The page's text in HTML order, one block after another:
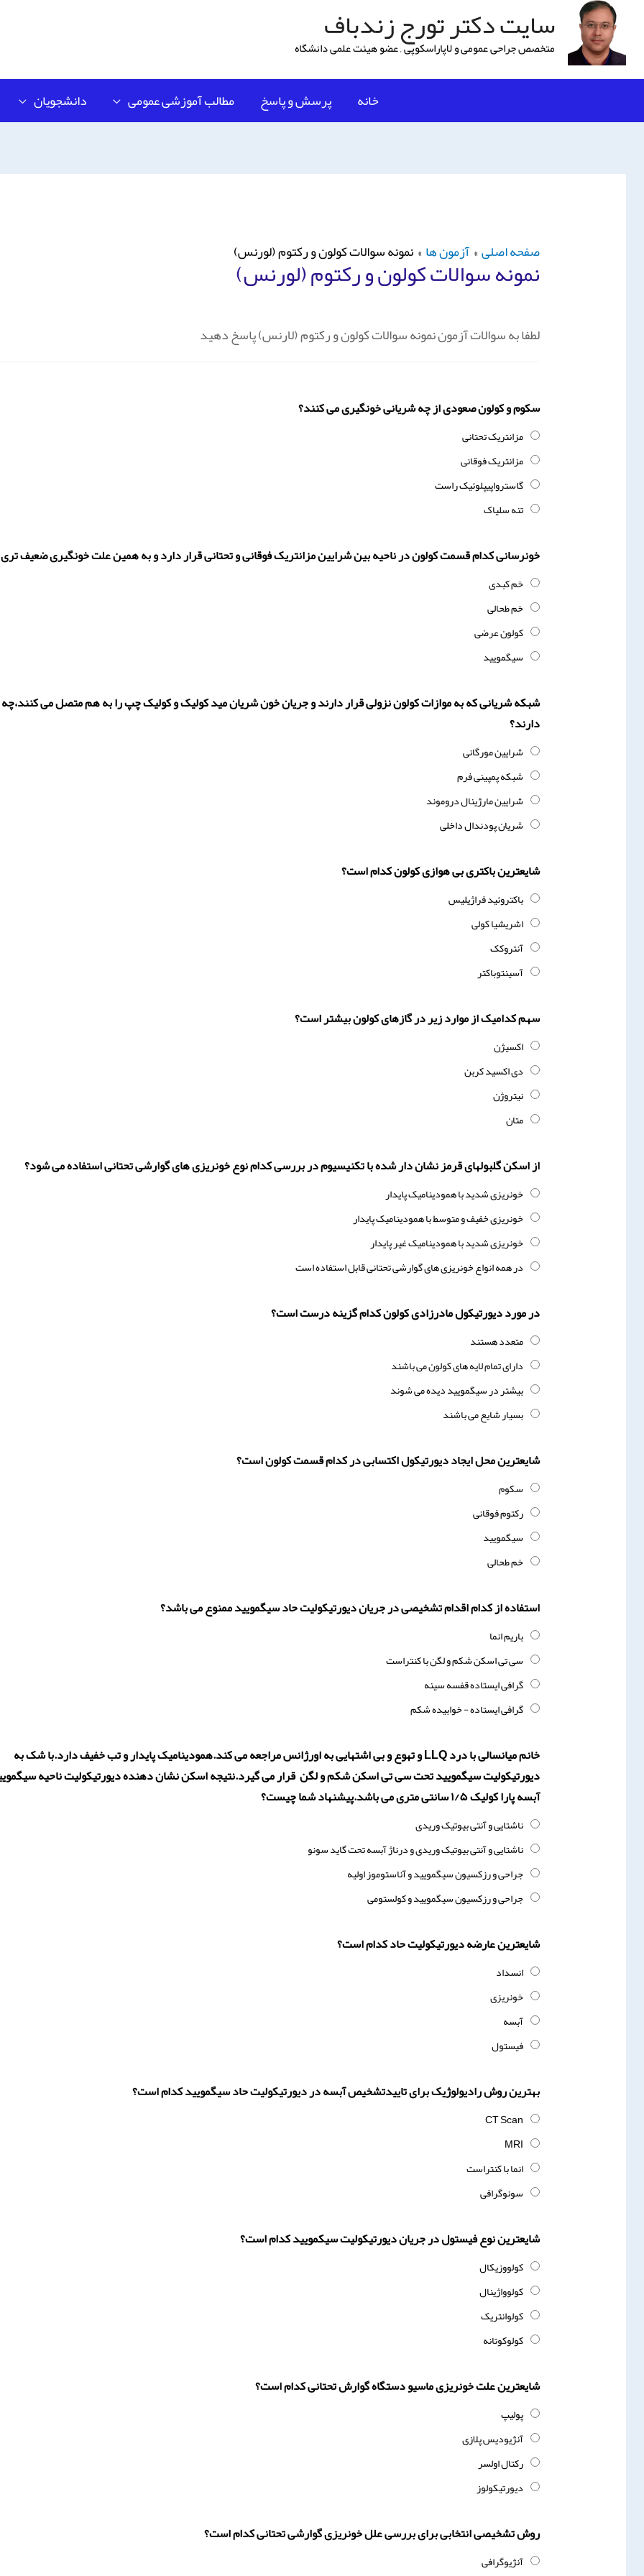
سایت دکتر تورج زندباف
متخصص جراحی عمومی و لاپاراسكوپی , عضو هیئت علمی دانشگاه
خانه پرسش و پاسخ مطالب آموزشی عمومی دانشجویان
صفحه اصلی آزمون ها نمونه سوالات کولون و رکتوم (لورنس)
نمونه سوالات کولون و رکتوم (لورنس)
لطفا به سوالات آزمون نمونه سوالات کولون و رکتوم (لارنس) پاسخ دهید
سکوم و کولون صعودی از چه شریانی خونگیری می کنند؟
مزانتریک تحتانی
مزانتریک فوقانی
گاسترواپیپلوئیک راست
تنه سلیاک
خونرسانی کدام قسمت کولون در ناحیه بین شرایین مزانتریک فوقانی و تحتانی قرار دارد و به همین علت خونگیری ضعیف
خم کبدی
خم طحالی
کولون عرضی
سیگمویید
شبکه شریانی که به موازات کولون نزولی قرار دارند و جریان خون شریان مید کولیک و کولیک چپ را به هم متصل می کنند،چه
دارند؟
شرایین مورگانی
شبکه پمپینی فرم
شرایین مارژینال دروموند
شریان پودندال داخلی
شایعترین باکتری بی هوازی کولون کدام است؟
باکتروئید فراژیلیس
اشریشیا کولی
آنتروکک
آسینتوباکتر
سهم کدامیک از موارد زیر در گازهای کولون بیشتر است؟
اکسیژن
دی اکسید کربن
نیتروژن
متان
از اسکن گلبولهای قرمز نشان دار شده با تکنیسیوم در بررسی کدام نوع خونریزی های گوارشی تحتانی استفاده می شود؟
خونریزی شدید با همودینامیک پایدار
خونریزی خفیف و متوسط با همودینامیک پایدار
خونریزی شدید با همودینامیک غیر پایدار
در همه انواع خونریزی های گوارشی تحتانی قابل استفاده است
در مورد دیورتیکول مادرزادی کولون کدام گزینه درست است؟
متعدد هستند
دارای تمام لایه های کولون می باشند
بیشتر در سیگمویید دیده می شوند
بسیار شایع می باشند
شایعترین محل ایجاد دیورتیکول اکتسابی در کدام قسمت کولون است؟
سکوم
رکتوم فوقانی
سیگمویید
خم طحالی
استفاده از کدام اقدام تشخیصی در جریان دیورتیکولیت حاد سیگمویید ممنوع می باشد؟
باریم انما
سی تی اسکن شکم و لگن با کنتراست
گرافی ایستاده قفسه سینه
گرافی ایستاده - خوابیده شکم
خانم میانسالی با درد LLQ و تهوع و بی اشتهایی به اورژانس مراجعه می کند.همودینامیک پایدار و تب خفیف دارد.با شک به
دیورتیکولیت سیگمویید تحت سی تی اسکن شکم و لگن قرار می گیرد.نتیجه اسکن نشان دهنده دیورتیکولیت ناحیه
آبسه پارا کولیک ۱/۵ سانتی متری می باشد.پیشنهاد شما چیست؟
ناشتایی و آنتی بیوتیک وریدی
ناشتایی و آنتی بیوتیک وریدی و درناژ آبسه تحت گاید سونو
جراحی و رزکسیون سیگمویید و آناستوموز اولیه
جراحی و رزکسیون سیگمویید و کولستومی
شایعترین عارضه دیورتیکولیت حاد کدام است؟
انسداد
خونریزی
آبسه
فیستول
بهترین روش رادیولوژیک برای تاییدتشخیص آبسه در دیورتیکولیت حاد سیگمویید کدام است؟
CT Scan
MRI
انما با کنتراست
سونوگرافی
شایعترین نوع فیستول در جریان دیورتیکولیت سیکمویید کدام است؟
کولووزیکال
کولوواژینال
کولوانتریک
کولوکوتانه
شایعترین علت خونریزی ماسیو دستگاه گوارش تحتانی کدام است؟
پولیپ
آنژیودیس پلازی
رکتال اولسر
دیورتیکولوز
روش تشخیصی انتخابی برای بررسی علل خونریزی گوارشی تحتانی کدام است؟
آنژیوگرافی